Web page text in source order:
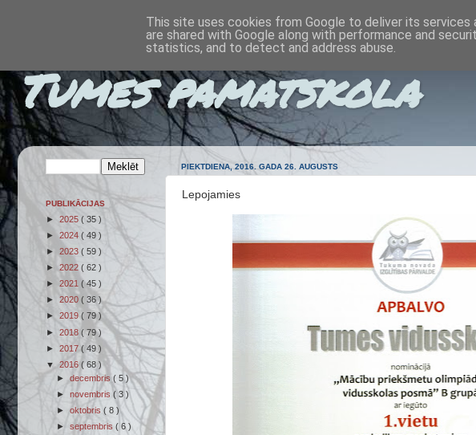
Tumes pamatskola
PIEKTDIENA, 2016. GADA 26. AUGUSTS
Lepojamies
PUBLIKĀCIJAS
► 2025 ( 35 )
► 2024 ( 49 )
► 2023 ( 59 )
►2022 ( 62 )
► 2021 ( 45 )
► 2020 ( 36 )
► 2019 ( 79 )
► 2018 ( 79 )
► 2017 ( 49 )
▼2016 ( 68 )
► decembris ( 5 )
► novembris ( 3 )
► oktobris ( 8 )
► septembris ( 6 )
This site uses cookies from Google to deliver its services
are shared with Google along with performance and
statistics, and to detect and address abuse.